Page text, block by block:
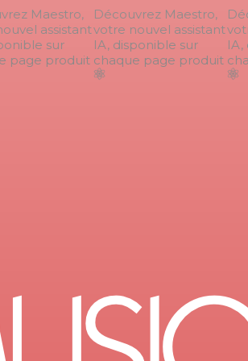
Maestro,
assistant
sur
produit
Découvrez Maestro,
votre nouvel assistant
IA, disponible sur
chaque page produit
IA,